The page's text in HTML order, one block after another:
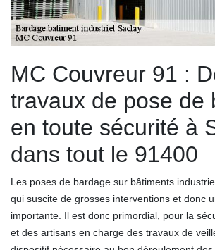
MC Couvreur 91 :
travaux de pose de
en toute sécurité à
dans tout le 91400
Les poses de bardage sur bâtiments
qui suscite de grosses interventions et donc
importante. Il est donc primordial, pour la
et des artisans en charge des travaux de